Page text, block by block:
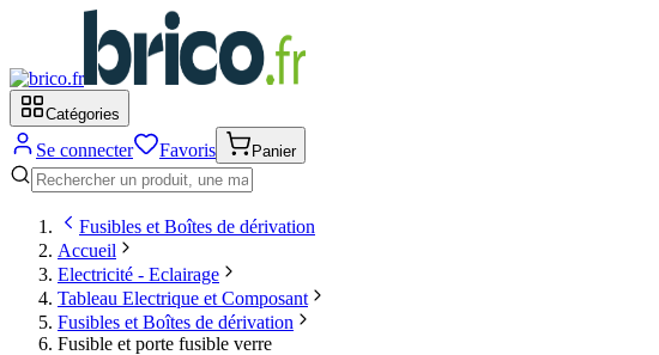
Catégories
Se connecter Favoris Panier
Fusibles et Boîtes de dérivation
Accueil
Electricité - Eclairage
Tableau Electrique et Composant
Fusibles et Boîtes de dérivation
Fusible et porte fusible verre